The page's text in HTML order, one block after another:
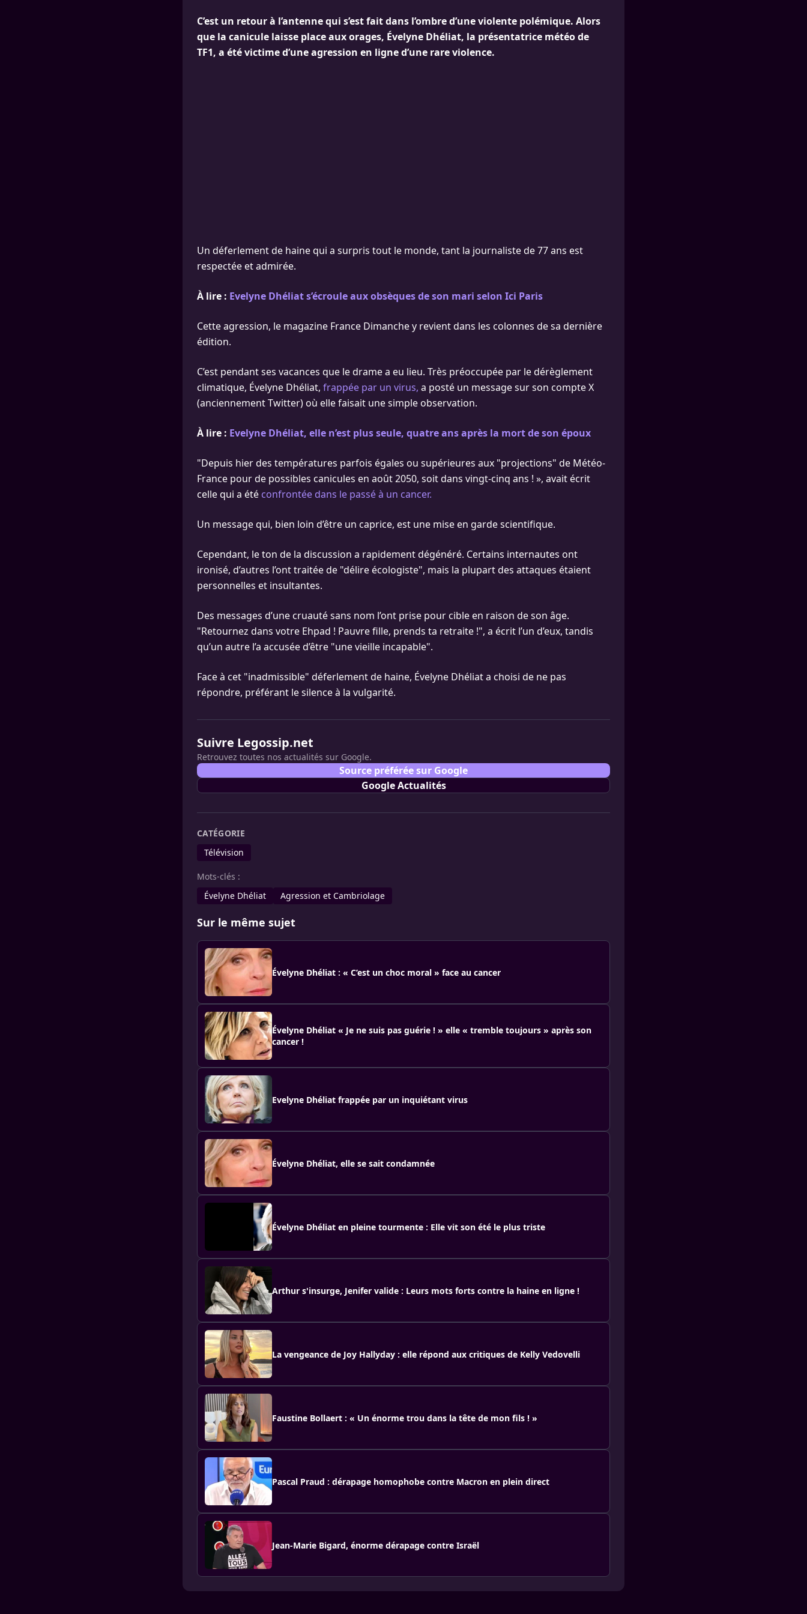
C’est un retour à l’antenne qui s’est fait dans l’ombre d’une violente polémique. Alors
que la canicule laisse place aux orages, Évelyne Dhéliat, la présentatrice météo de
TF1, a été victime d’une agression en ligne d’une rare violence.
Un déferlement de haine qui a surpris tout le monde, tant la journaliste de 77 ans est
respectée et admirée.
À lire : Evelyne Dhéliat s’écroule aux obsèques de son mari selon Ici Paris
Cette agression, le magazine France Dimanche y revient dans les colonnes de sa dernière
édition.
C’est pendant ses vacances que le drame a eu lieu. Très préoccupée par le dérèglement
climatique, Évelyne Dhéliat, frappée par un virus, a posté un message sur son compte X
(anciennement Twitter) où elle faisait une simple observation.
À lire : Evelyne Dhéliat, elle n’est plus seule, quatre ans après la mort de son époux
"Depuis hier des températures parfois égales ou supérieures aux "projections" de Météo-
France pour de possibles canicules en août 2050, soit dans vingt-cinq ans ! », avait écrit
celle qui a été confrontée dans le passé à un cancer.
Un message qui, bien loin d’être un caprice, est une mise en garde scientifique.
Cependant, le ton de la discussion a rapidement dégénéré. Certains internautes ont
ironisé, d’autres l’ont traitée de "délire écologiste", mais la plupart des attaques étaient
personnelles et insultantes.
Des messages d’une cruauté sans nom l’ont prise pour cible en raison de son âge.
"Retournez dans votre Ehpad ! Pauvre fille, prends ta retraite !", a écrit l’un d’eux, tandis
qu’un autre l’a accusée d’être "une vieille incapable".
Face à cet "inadmissible" déferlement de haine, Évelyne Dhéliat a choisi de ne pas
répondre, préférant le silence à la vulgarité.
Suivre Legossip.net
Retrouvez toutes nos actualités sur Google.
Source préférée sur Google
Google Actualités
CATÉGORIE
Télévision
Mots-clés :
Évelyne Dhéliat
Agression et Cambriolage
Sur le même sujet
Évelyne Dhéliat : « C’est un choc moral » face au cancer
Évelyne Dhéliat « Je ne suis pas guérie ! » elle « tremble toujours » après son
cancer !
Evelyne Dhéliat frappée par un inquiétant virus
Évelyne Dhéliat, elle se sait condamnée
Évelyne Dhéliat en pleine tourmente : Elle vit son été le plus triste
Arthur s'insurge, Jenifer valide : Leurs mots forts contre la haine en ligne !
La vengeance de Joy Hallyday : elle répond aux critiques de Kelly Vedovelli
Faustine Bollaert : « Un énorme trou dans la tête de mon fils ! »
Pascal Praud : dérapage homophobe contre Macron en plein direct
Jean-Marie Bigard, énorme dérapage contre Israël